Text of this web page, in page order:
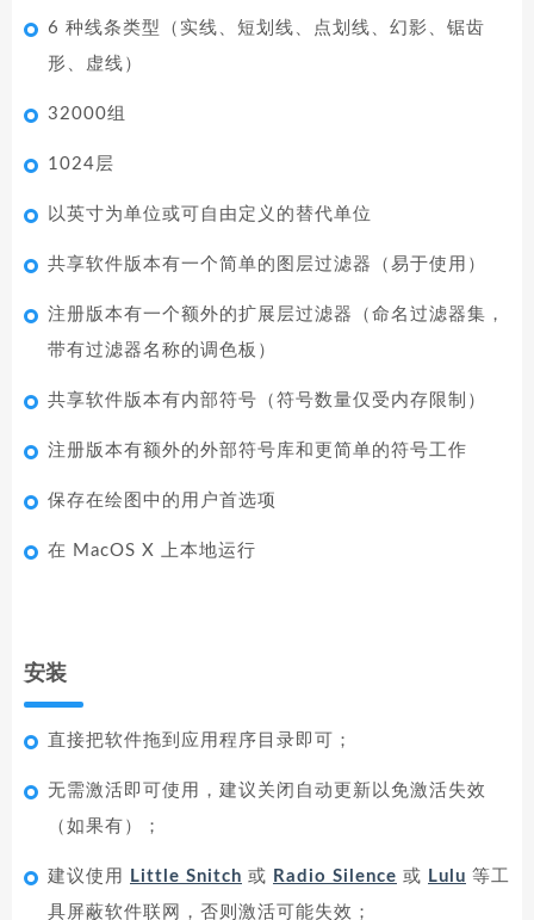
6 种线条类型（实线、短划线、点划线、幻影、锯齿
形、虚线）
32000组
1024层
以英寸为单位或可自由定义的替代单位
共享软件版本有一个简单的图层过滤器（易于使用）
注册版本有一个额外的扩展层过滤器（命名过滤器集，
带有过滤器名称的调色板）
共享软件版本有内部符号（符号数量仅受内存限制）
注册版本有额外的外部符号库和更简单的符号工作
保存在绘图中的用户首选项
在 MacOS X 上本地运行
安装
直接把软件拖到应用程序目录即可；
无需激活即可使用，建议关闭自动更新以免激活失效
（如果有）；
建议使用 Little Snitch 或 Radio Silence 或 Lulu 等工
具屏蔽软件联网，否则激活可能失效；